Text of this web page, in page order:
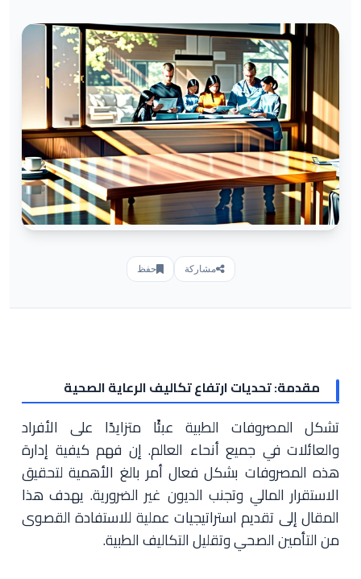
مشاركة حفظ
مقدمة: تحديات ارتفاع تكاليف الرعاية الصحية
تشكل المصروفات الطبية عبئًا متزايدًا على الأفراد
والعائلات في جميع أنحاء العالم. إن فهم كيفية إدارة
هذه المصروفات بشكل فعال أمر بالغ الأهمية لتحقيق
الاستقرار المالي وتجنب الديون غير الضرورية. يهدف هذا
المقال إلى تقديم استراتيجيات عملية للاستفادة القصوى
من التأمين الصحي وتقليل التكاليف الطبية.